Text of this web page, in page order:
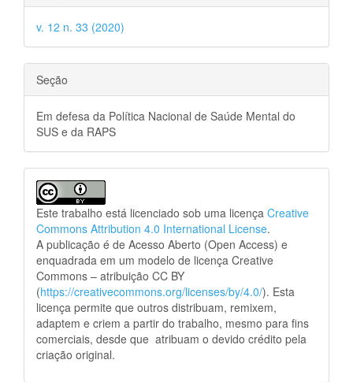
v. 12 n. 33 (2020)
Seção
Em defesa da Política Nacional de Saúde Mental do
SUS e da RAPS
Este trabalho está licenciado sob uma licença Creative
Commons Attribution 4.0 International License.
A publicação é de Acesso Aberto (Open Access) e
enquadrada em um modelo de licença Creative
Commons – atribuição CC BY
(https://creativecommons.org/licenses/by/4.0/). Esta
licença permite que outros distribuam, remixem,
adaptem e criem a partir do trabalho, mesmo para fins
comerciais, desde que atribuam o devido crédito pela
criação original.